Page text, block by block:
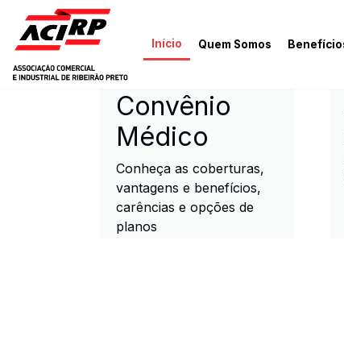
Pular para o conteúdo principal
Início Quem Somos
ACIRP - Associação
Convênio
Médico
Conheça as coberturas,
vantagens e benefícios,
carências e opções de
planos